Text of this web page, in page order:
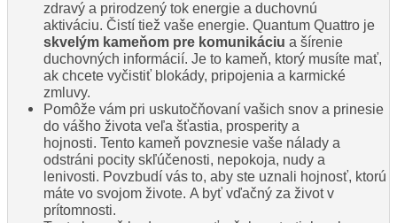
zdravý a prirodzený tok energie a duchovnú
aktiváciu. Čistí tiež vaše energie. Quantum Quattro je
skvelým kameňom pre komunikáciu a šírenie
duchovných informácií. Je to kameň, ktorý musíte mať,
ak chcete vyčistiť blokády, pripojenia a karmické
zmluvy.
Pomôže vám pri uskutočňovaní vašich snov a prinesie
do vášho života veľa šťastia, prosperity a
hojnosti. Tento kameň povznesie vaše nálady a
odstráni pocity skľúčenosti, nepokoja, nudy a
lenivosti. Povzbudí vás to, aby ste uznali hojnosť, ktorú
máte vo svojom živote. A byť vďačný za život v
prítomnosti.